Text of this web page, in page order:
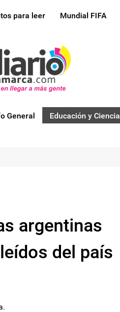
para leer Mundial FIFA
General Educación y Ciencia
argentinas
del país